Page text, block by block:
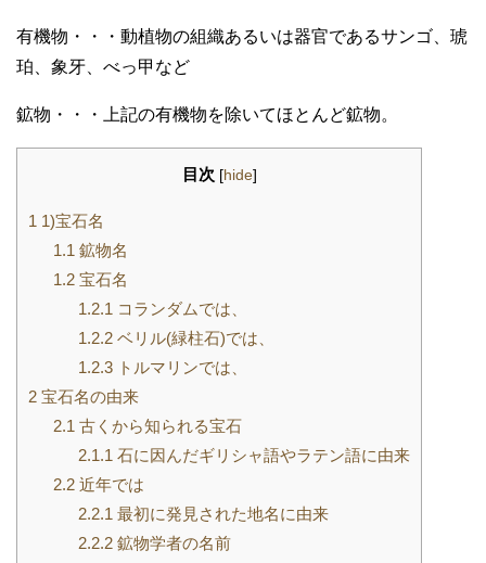
有機物・・・動植物の組織あるいは器官であるサンゴ、琥
珀、象牙、べっ甲など
鉱物・・・上記の有機物を除いてほとんど鉱物。
目次 [hide]
1 1)宝石名
1.1 鉱物名
1.2宝石名
1.2.1 コランダムでは、
1.2.2ベリル(緑柱石)では、
1.2.3トルマリンでは、
2 宝石名の由来
2.1 古くから知られる宝石
2.1.1 石に因んだギリシャ語やラテン語に由来
2.2近年では
2.2.1 最初に発見された地名に由来
2.2.2鉱物学者の名前